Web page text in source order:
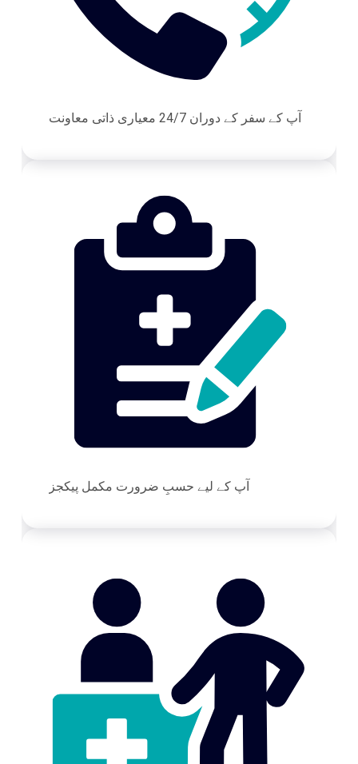
آپ کے سفر کے دوران 24/7 معیاری ذاتی معاونت
آپ کے لیے حسبِ ضرورت مکمل پیکجز